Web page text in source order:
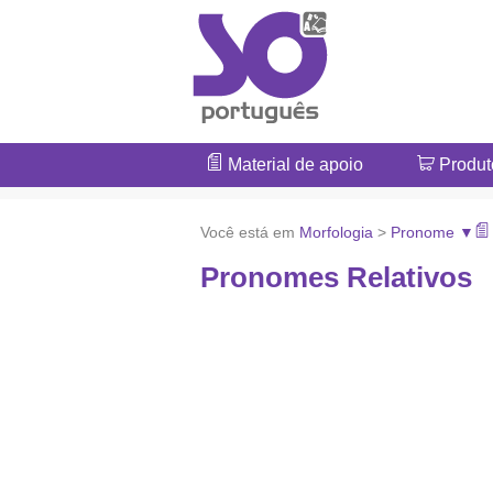
Material de apoio
Você está em Morfologia > Pronome ▼
Pronomes Relativos